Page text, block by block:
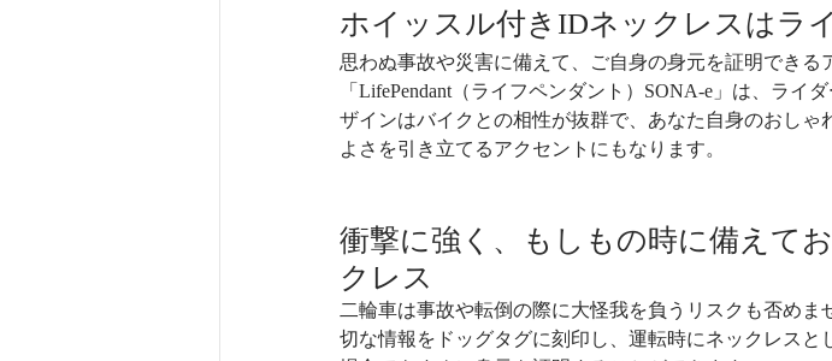
ホイッスル付きIDネックレスはラ
思わぬ事故や災害に備えて、ご自身の身元を証明でき
「LifePendant（ライフペンダント）SONA-e」は、ラ
ザインはバイクとの相性が抜群で、あなた自身のおしゃ
よさを引き立てるアクセントにもなります。​​
衝撃に強く、もしもの時に備えて
クレス
二輪車は事故や転倒の際に大怪我を負うリスクも否め
切な情報をドッグタグに刻印し、運転時にネックレス